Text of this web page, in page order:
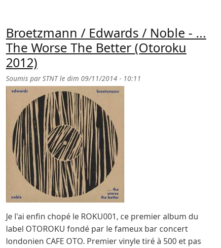
Broetzmann / Edwards / Noble - ...
The Worse The Better (Otoroku
2012)
Soumis parSTNTle dim 09/11/2014 - 10:11
Je l'ai enfin chopé le ROKU001, ce premier album du
label OTOROKU fondé par le fameux bar concert
londonien CAFE OTO. Premier vinyle tiré à 500 et pas